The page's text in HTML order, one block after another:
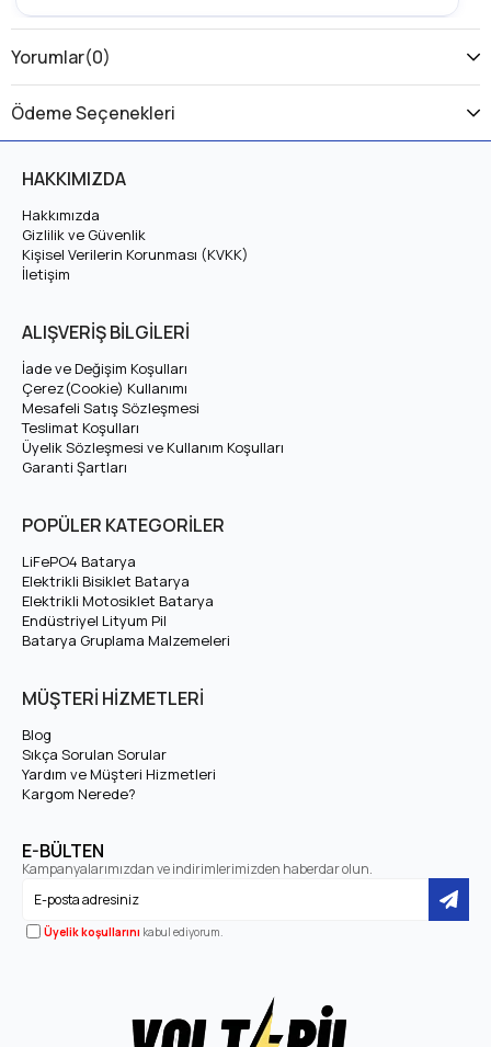
1 Yıl Garanti
Üretici Garantili
yerli üretim birLiFePO4 (Lityum Demir Fosfat) batarya
paketidir. Aşağıda 48 Volt 42 Ah LiFePO4 Batarya için teknik
özellikleri, kullanım avantajlarını ve uyumlu araç modellerini
bulabilirsiniz.
48 Volt 42 Ah LiFePO4 Batarya Teknik
Sistem Voltajı
Tam Şarj Voltajı
Amper (Ah)
Hücre Dizilimi
Hücre Tipi
Maksimum Şarj Akımı
BMS / Maksimum Deşarj
30A Deşarj
48 Volt 42 Ah LiFePO4 Batarya Kullanım
48 Volt 42 Ah LiFePO4 Batarya, günlük kullanımda kullanıcısına
Yorumlar(0)
Ödeme Seçenekleri
HAKKIMIZDA
Hakkımızda
Gizlilik ve Güvenlik
Kişisel Verilerin Korunması (KVKK)
İletişim
ALIŞVERİŞ BİLGİLERİ
İade ve Değişim Koşulları
Çerez(Cookie) Kullanımı
Mesafeli Satış Sözleşmesi
Teslimat Koşulları
Üyelik Sözleşmesi ve Kullanım Koşulları
Garanti Şartları
POPÜLER KATEGORİLER
LiFePO4 Batarya
Elektrikli Bisiklet Batarya
Elektrikli Motosiklet Batarya
Endüstriyel Lityum Pil
Batarya Gruplama Malzemeleri
MÜŞTERİ HİZMETLERİ
Blog
Sıkça Sorulan Sorular
Yardım ve Müşteri Hizmetleri
Kargom Nerede?
E-BÜLTEN
Kampanyalarımızdan ve indirimlerimizden haberdar olun.
Üyelik koşullarını kabul ediyorum.